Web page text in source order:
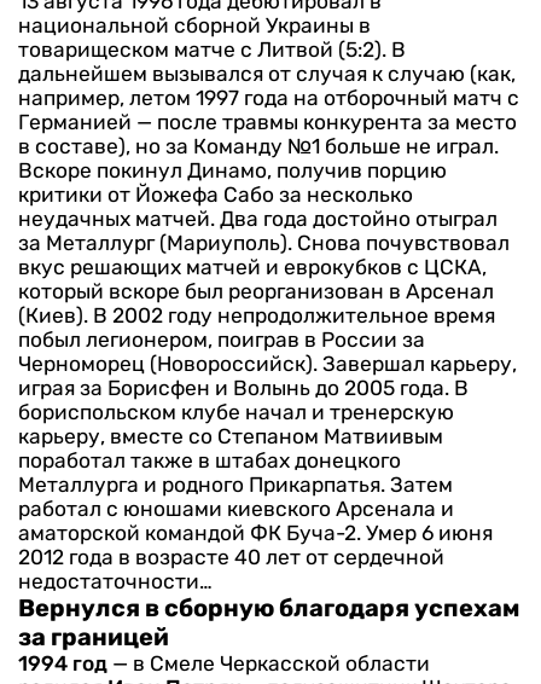
национальной сборной Украины в
товарищеском матче с Литвой (5:2). В
дальнейшем вызывался от случая к случаю (как,
например, летом 1997 года на отборочный матч с
Германией — после травмы конкурента за место
в составе), но за Команду №1 больше не играл.
Вскоре покинул Динамо, получив порцию
критики от Йожефа Сабо за несколько
неудачных матчей. Два года достойно отыграл
за Металлург (Мариуполь). Снова почувствовал
вкус решающих матчей и еврокубков с ЦСКА,
который вскоре был реорганизован в Арсенал
(Киев). В 2002 году непродолжительное время
побыл легионером, поиграв в России за
Черноморец (Новороссийск). Завершал карьеру,
играя за Борисфен и Волынь до 2005 года. В
бориспольском клубе начал и тренерскую
карьеру, вместе со Степаном Матвиивым
поработал также в штабах донецкого
Металлурга и родного Прикарпатья. Затем
работал с юношами киевского Арсенала и
аматорской командой ФК Буча-2. Умер 6 июня
2012 года в возрасте 40 лет от сердечной
недостаточности…
Вернулся в сборную благодаря успехам
за границей
1994 год — в Смеле Черкасской области